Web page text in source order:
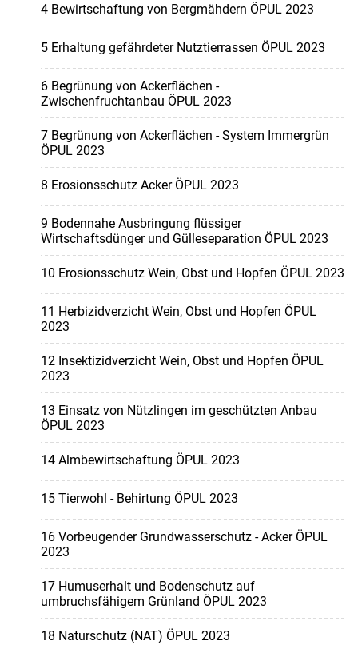
4 Bewirtschaftung von Bergmähdern ÖPUL 2023
5 Erhaltung gefährdeter Nutztierrassen ÖPUL 2023
6 Begrünung von Ackerflächen -
Zwischenfruchtanbau ÖPUL 2023
7 Begrünung von Ackerflächen - System Immergrün
ÖPUL 2023
8 Erosionsschutz Acker ÖPUL 2023
9 Bodennahe Ausbringung flüssiger
Wirtschaftsdünger und Gülleseparation ÖPUL 2023
10 Erosionsschutz Wein, Obst und Hopfen ÖPUL 2023
11 Herbizidverzicht Wein, Obst und Hopfen ÖPUL
2023
12 Insektizidverzicht Wein, Obst und Hopfen ÖPUL
2023
13 Einsatz von Nützlingen im geschützten Anbau
ÖPUL 2023
14 Almbewirtschaftung ÖPUL 2023
15 Tierwohl - Behirtung ÖPUL 2023
16 Vorbeugender Grundwasserschutz - Acker ÖPUL
2023
17 Humuserhalt und Bodenschutz auf
umbruchsfähigem Grünland ÖPUL 2023
18 Naturschutz (NAT) ÖPUL 2023